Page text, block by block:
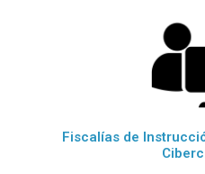
Fiscalías de